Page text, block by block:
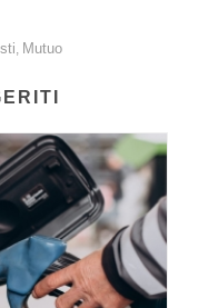
, Mutuo